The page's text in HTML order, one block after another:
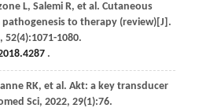
L, Salemi R, et al. Cutaneous
pathogenesis to therapy (review)[J].
, 52(4):1071-1080.
.
RK, et al. Akt: a key transducer
Sci, 2022, 29(1):76.